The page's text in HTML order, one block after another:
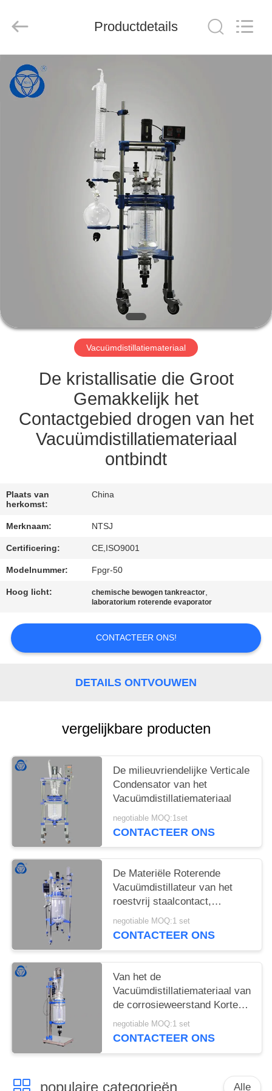
HUIS
PRODUCTEN
KWALITEITSCONTROLE
MET
ONS
SITEMAP
PRIVACY
Rights
Productdetails
Vacuümdistillatiemateriaal
De kristallisatie die Groot
Gemakkelijk het
Contactgebied drogen van het
Vacuümdistillatiemateriaal
ontbindt
Plaats van
herkomst:
China
Merknaam: NTSJ
Certificering: CE,ISO9001
Modelnummer: Fpgr-50
Hoog licht: chemische bewogen tankreactor,
laboratorium roterende evaporator
CONTACTEER ONS!
DETAILS ONTVOUWEN
vergelijkbare producten
De milieuvriendelijke Verticale
Condensator van het
Vacuümdistillatiemateriaal
negotiable MOQ:1set
CONTACTEER ONS
De Materiële Roterende
Vacuümdistillateur van het
roestvrij staalcontact,
Laboratorium Roterende
Evaporator
negotiable MOQ:1 set
CONTACTEER ONS
Van het de
Vacuümdistillatiemateriaal van
de corrosieweerstand Korte
de Concentratietijd
negotiable MOQ:1 set
CONTACTEER ONS
populaire categorieën Alle